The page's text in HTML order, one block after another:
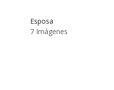
Esposa
7 Imágenes